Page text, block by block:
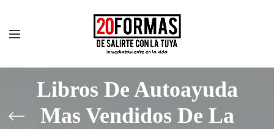
Libros De Autoayuda
Mas Vendidos De La